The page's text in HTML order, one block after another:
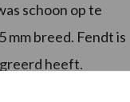
schoon op te
breed. Fendt is
heeft.